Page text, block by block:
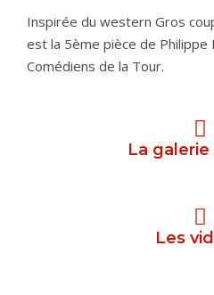
Inspirée du western Gros
est la 5ème pièce de
Comédiens de la Tour.
La
Les